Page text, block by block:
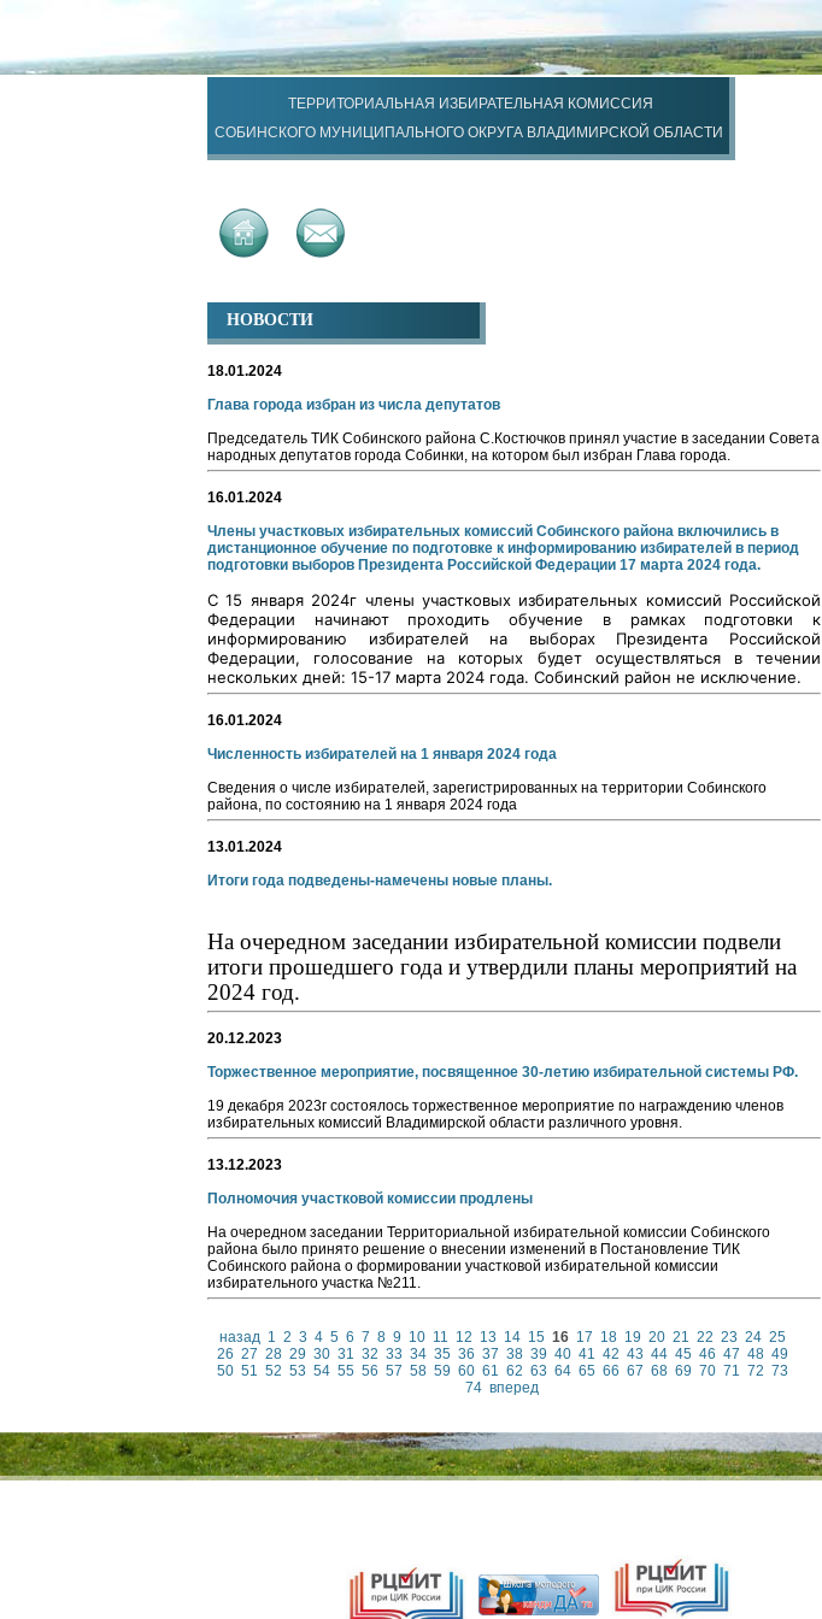
ТЕРРИТОРИАЛЬНАЯ ИЗБИРАТЕЛЬНАЯ КОМИССИЯ
СОБИНСКОГО МУНИЦИПАЛЬНОГО ОКРУГА ВЛАДИМИРСКОЙ ОБЛАСТИ
НОВОСТИ
18.01.2024
Глава города избран из числа депутатов
Председатель ТИК Собинского района С.Костючков принял участие в заседании Совета
народных депутатов города Собинки, на котором был избран Глава города.
16.01.2024
Члены участковых избирательных комиссий Собинского района включились в
дистанционное обучение по подготовке к информированию избирателей в период
подготовки выборов Президента Российской Федерации 17 марта 2024 года.
С 15 января 2024г члены участковых избирательных комиссий Российской
Федерации начинают проходить обучение в рамках подготовки к
информированию избирателей на выборах Президента Российской
Федерации, голосование на которых будет осуществляться в течении
нескольких дней: 15-17 марта 2024 года. Собинский район не исключение.
16.01.2024
Численность избирателей на 1 января 2024 года
Сведения о числе избирателей, зарегистрированных на территории Собинского
района, по состоянию на 1 января 2024 года
13.01.2024
Итоги года подведены-намечены новые планы.
На очередном заседании избирательной комиссии подвели
итоги прошедшего года и утвердили планы мероприятий на
2024 год.
20.12.2023
Торжественное мероприятие, посвященное 30-летию избирательной системы РФ.
19 декабря 2023г состоялось торжественное мероприятие по награждению членов
избирательных комиссий Владимирской области различного уровня.
13.12.2023
Полномочия участковой комиссии продлены
На очередном заседании Территориальной избирательной комиссии Собинского
района было принято решение о внесении изменений в Постановление ТИК
Собинского района о формировании участковой избирательной комиссии
избирательного участка №211.
назад 1 2 3 4 5 6 7 8 9 10 11 12 13 14 15 16 17 18 19 20 21 22 23 24 25
26 27 28 29 30 31 32 33 34 35 36 37 38 39 40 41 42 43 44 45 46 47 48 49
50 51 52 53 54 55 56 57 58 59 60 61 62 63 64 65 66 67 68 69 70 71 72 73
74 вперед